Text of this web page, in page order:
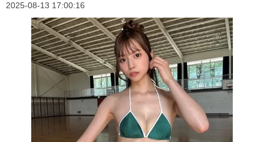
2025-08-13 17:00:16